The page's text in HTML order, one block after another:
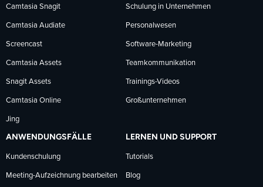
folgen
folgenfolgen
Camtasia Snagit
Camtasia Audiate
Screencast
Camtasia Assets
Snagit Assets
Camtasia Online
Jing
Schulung in Unternehmen
Personalwesen
Software-Marketing
Teamkommunikation
Trainings-Videos
Großunternehmen
ANWENDUNGSFÄLLE
Kundenschulung
Meeting-Aufzeichnung bearbeiten
LERNEN UND SUPPORT
Tutorials
Blog